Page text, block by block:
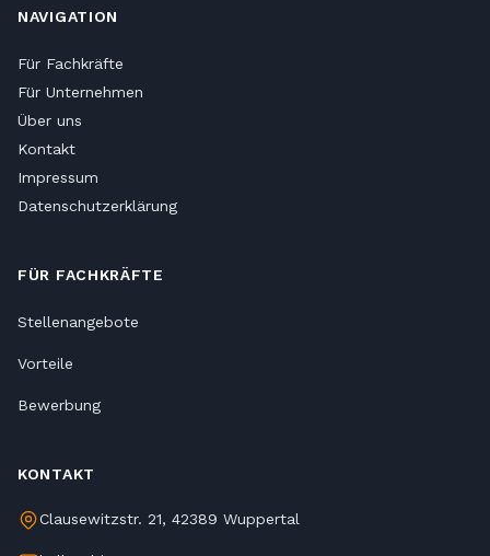
NAVIGATION
Für Fachkräfte
Für Unternehmen
Über uns
Kontakt
Impressum
Datenschutzerklärung
FÜR FACHKRÄFTE
Stellenangebote
Vorteile
Bewerbung
KONTAKT
Clausewitzstr. 21, 42389 Wuppertal